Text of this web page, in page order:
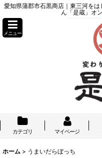
愛知県蒲郡市石黒商店｜東三河を
ん「是蔵」オ
メニュー
カテゴリ マイページ
ホーム > うまいだらぼっち